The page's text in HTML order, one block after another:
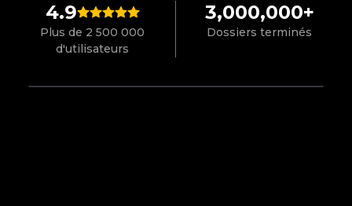
4.9
Plus de 2 500 000
d'utilisateurs
3,000,000+
Dossiers terminés